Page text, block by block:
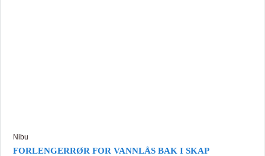
Nibu
FORLENGERRØR FOR VANNLÅS BAK I SKAP